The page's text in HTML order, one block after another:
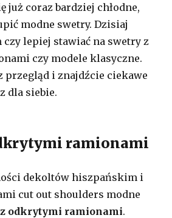
już coraz bardziej chłodne,
modne swetry. Dzisiaj
czy lepiej stawiać na swetry z
czy modele klasyczne.
przegląd i znajdźcie ciekawe
dla siebie.
ramionami
dekoltów hiszpańskim i
cut out shoulders modne
odkrytymi ramionami.